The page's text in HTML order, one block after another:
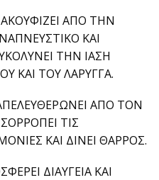
ΑΠΟ ΤΗΝ
ΚΑΙ
ΤΗΝ ΙΑΣΗ
ΚΑΙ ΤΟΥ ΛΑΡΥΓΓΑ.
ΑΠΟ ΤΟΝ
ΤΙΣ
ΚΑΙ ΔΙΝΕΙ ΘΑΡΡΟΣ.
ΔΙΑΥΓΕΙΑ ΚΑΙ